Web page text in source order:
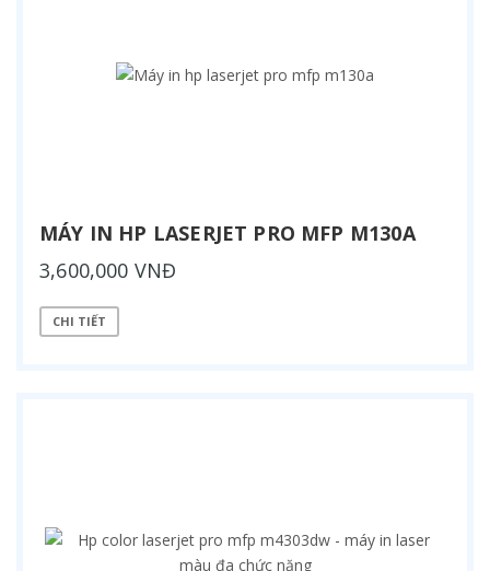
MÁY IN HP LASERJET PRO MFP M130A
3,600,000 VNĐ
CHI TIẾT